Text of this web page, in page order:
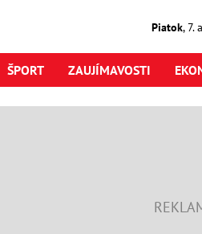
Piatok,7.
ŠPORT ZAUJÍMAVOSTI